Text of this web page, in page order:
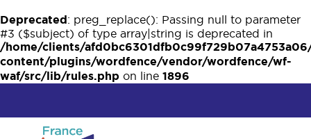
Deprecated: preg_replace(): Passing null to parameter
#3 ($subject) of type array|string is deprecated in
/home/clients/
content/plugins/wordfence/vendor/wordfence/wf-
waf/src/lib/rules.php on line 1896